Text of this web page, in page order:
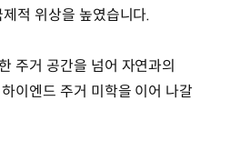
적 위상을 높였습니다.
주거 공간을 넘어 자연과의
이엔드 주거 미학을 이어 나갈